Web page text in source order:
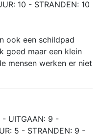
10 - STRANDEN: 10
ook een schildpad
goed maar een klein
mensen werken er niet
- UITGAAN: 9 -
5 - STRANDEN: 9 -